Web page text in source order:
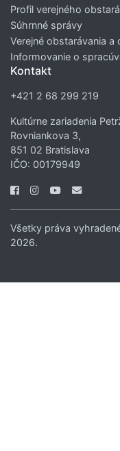
Profil verejného
Súhrnné správy
Verejné obstarávania
Informovanie o
Kontakt
+421 2 68 299 219
Kultúrne zariadenia
Rovniankova 3,
851 02 Bratislava
IČO: 00179949
Všetky práva
2026.